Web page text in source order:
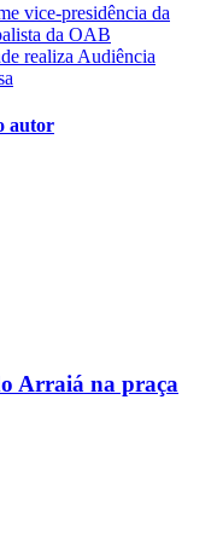
vice-presidência da
da OAB
realiza Audiência
autor
Arraiá na praça